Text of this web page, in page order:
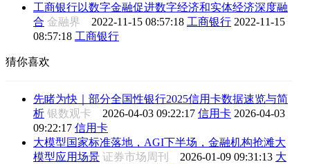
工商银行以数字金融促进数字经济和实体经济深度融
合 金融界 2022-11-15 08:57:18 工商银行 2022-11-15
08:57:18 工商银行
猜你喜欢
先睹为快｜部分全国性银行2025信用卡数据速览与简
析 银数观卡 2026-04-03 09:22:17 信用卡 2026-04-03
09:22:17 信用卡
大模型国家标准落地，AGI下半场，金融机构抢滩大
模型应用场景 证券市场周刊 2026-01-09 09:31:13 大